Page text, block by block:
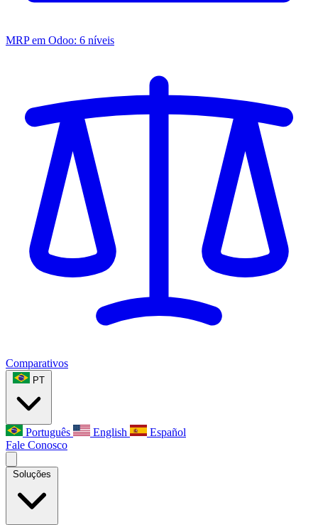
MRP em Odoo: 6 níveis
Comparativos
PT
Português English
Español
Fale Conosco
Soluções